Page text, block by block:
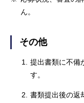
ん。
その他
1.
提出書類に不備
す。
2.
書類提出後の返